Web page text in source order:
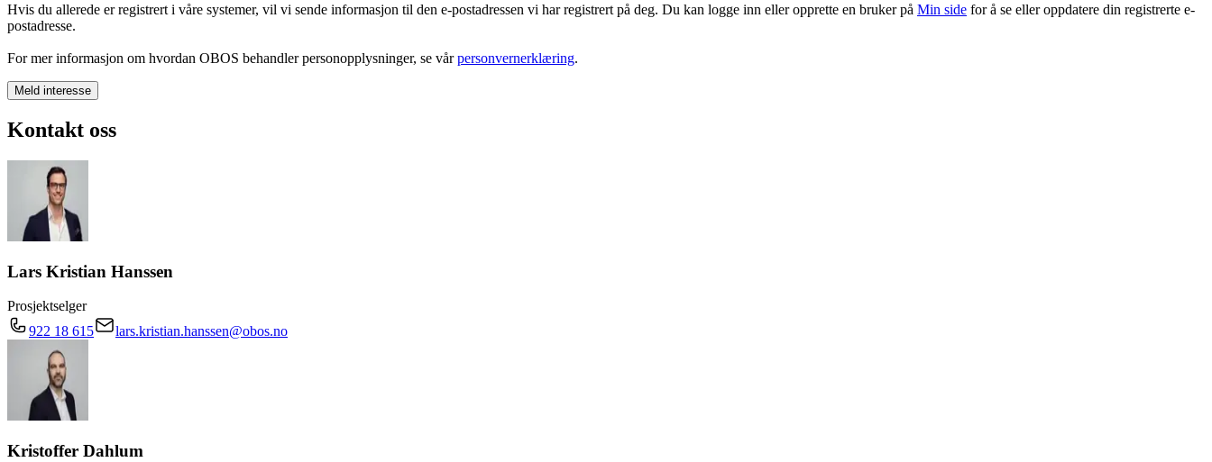
Hvis du allerede er registrert i våre systemer, vil vi sende informasjon til den e-postadressen vi har registrert på deg. Du kan logge inn eller opprette en bruker på Min side for å se eller oppdatere din registrerte e-
postadresse.
For mer informasjon om hvordan OBOS behandler personopplysninger, se vårpersonvernerklæring.
Meld interesse
Kontakt oss
Lars Kristian Hanssen
Prosjektselger
922 18 615
lars.kristian.hanssen@obos.no
Kristoffer Dahlum